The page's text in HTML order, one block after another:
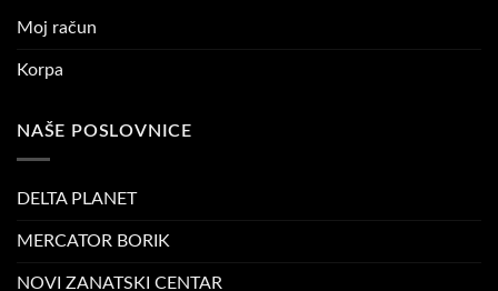
Moj račun
Korpa
NAŠE POSLOVNICE
DELTA PLANET
MERCATOR BORIK
NOVI ZANATSKI CENTAR